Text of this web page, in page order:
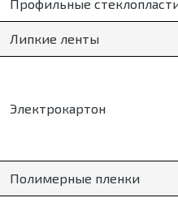
Профильные
Липкие ленты
Электрокартон
Полимерные пленки